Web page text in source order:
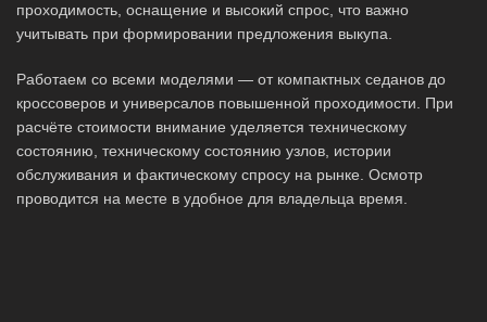
проходимость, оснащение и высокий спрос, что важно
учитывать при формировании предложения выкупа.
Работаем со всеми моделями — от компактных седанов до
кроссоверов и универсалов повышенной проходимости. При
расчёте стоимости внимание уделяется техническому
состоянию, техническому состоянию узлов, истории
обслуживания и фактическому спросу на рынке. Осмотр
проводится на месте в удобное для владельца время.